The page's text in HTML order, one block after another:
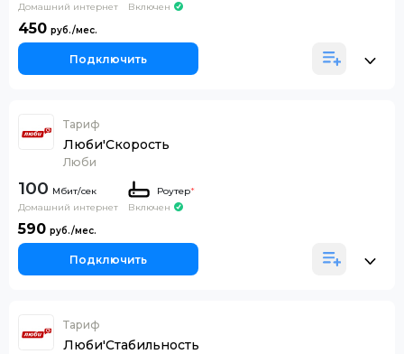
Домашний интернет
Включен
450
Подключить
Тариф
Люби'Скорость
Люби
100
Домашний интернет
Роутер*
Включен
590
Подключить
Тариф
Люби'Стабильность